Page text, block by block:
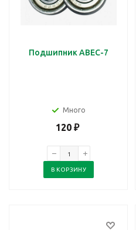
Подшипник ABEC-7
Много
120 ₽
В КОРЗИНУ